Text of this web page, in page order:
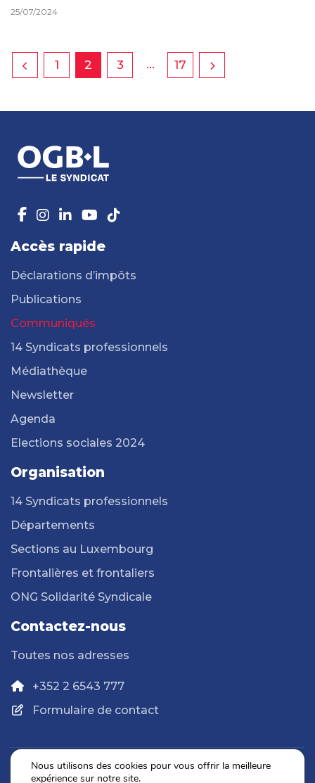
25/07/2024
1 2 3 … 17
Accès rapide
Déclarations d’impôts
Publications
Communiqués
14 Syndicats professionnels
Médiathèque
Newsletter
Agenda
Elections sociales 2024
Organisation
14 Syndicats professionnels
Départements
Sections au Luxembourg
Frontalières et frontaliers
ONG Solidarité Syndicale
Contactez-nous
Toutes nos adresses
+352 2 6543 777
Formulaire de contact
Politique de confidentialité
Nous utilisons des cookies pour vous offrir la meilleure
expérience sur notre site.